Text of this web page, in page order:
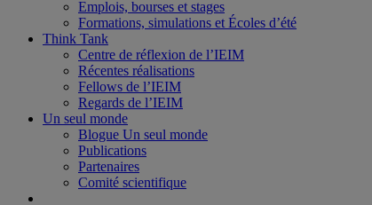
Emplois, bourses et stages
Formations, simulations et Écoles d’été
Think Tank
Centre de réflexion de l’IEIM
Récentes réalisations
Fellows de l’IEIM
Regards de l’IEIM
Un seul monde
Blogue Un seul monde
Publications
Partenaires
Comité scientifique